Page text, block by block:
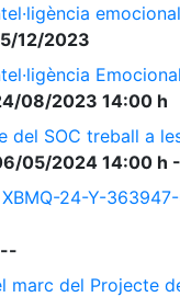
12/2023
08/2023 14:00 h
del SOC treball a
05/2024 14:00 h
24-Y-
del Projecte